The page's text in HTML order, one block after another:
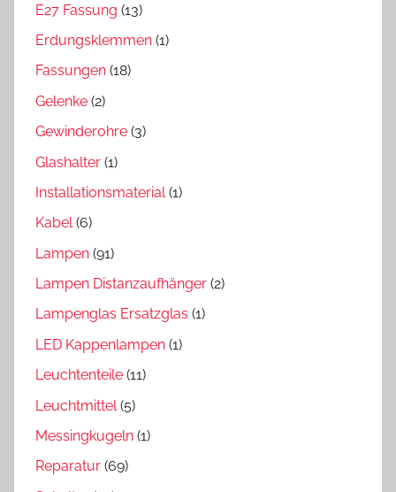
E27 Fassung (13)
Erdungsklemmen (1)
Fassungen (18)
Gelenke (2)
Gewinderohre (3)
Glashalter (1)
Installationsmaterial(1)
Kabel(6)
Lampen (91)
Lampen Distanzaufhänger (2)
Lampenglas Ersatzglas (1)
LED Kappenlampen (1)
Leuchtenteile (11)
Leuchtmittel (5)
Messingkugeln (1)
Reparatur (69)